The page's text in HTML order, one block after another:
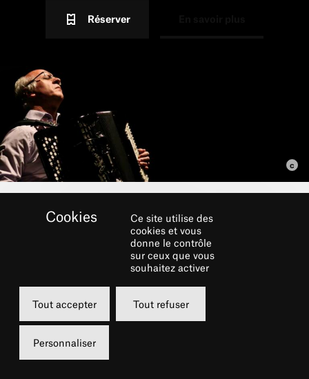
Réserver
Dans le cadre du festival
Ce site utilise des
cookies et vous
donne le contrôle
sur ceux que vous
souhaitez activer
Tout accepter Tout refuser
Personnaliser